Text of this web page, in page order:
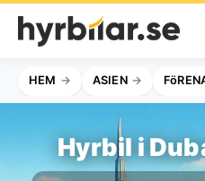
HEM ASIEN
Hyrbil i